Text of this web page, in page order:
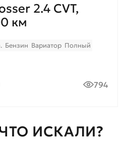
2.4 CVT,
км
Бензин Вариатор Полный
794
ИСКАЛИ?